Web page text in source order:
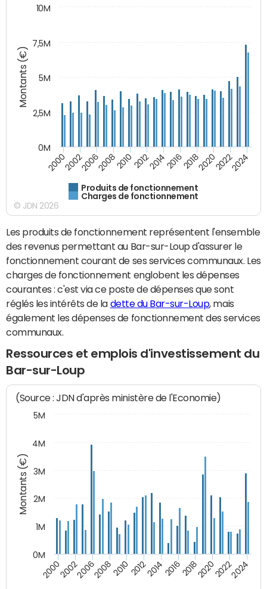
Montants (€)
Produits de fonctionnement
Charges de fonctionnement
200020022006200820102012201420162018202020222024
0M
2,5M
5M
7,5M
10M
© JDN 2026
Les produits de fonctionnement représentent l'ensemble
des revenus permettant au Bar-sur-Loup d'assurer le
fonctionnement courant de ses services communaux. Les
charges de fonctionnement englobent les dépenses
courantes : c'est via ce poste de dépenses que sont
réglés les intérêts de la dette du Bar-sur-Loup, mais
également les dépenses de fonctionnement des services
communaux.
Ressources et emplois d'investissement du
Bar-sur-Loup
Montants (€)
(Source : JDN d'après ministère de l'Economie)
20002002200620082010 2012201420162018202020222024
0M
1M
2M
3M
4M
5M